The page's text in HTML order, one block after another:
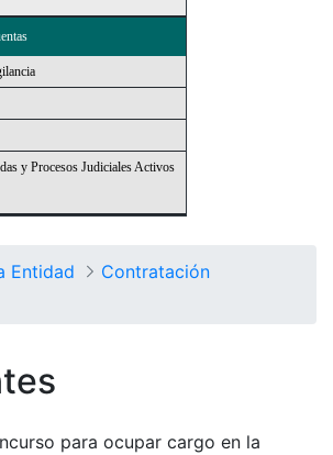
y Procesos Judiciales Activos
Entidad
Contratación
para ocupar cargo en la